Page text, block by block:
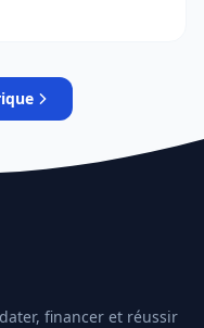
son
financer et réussir